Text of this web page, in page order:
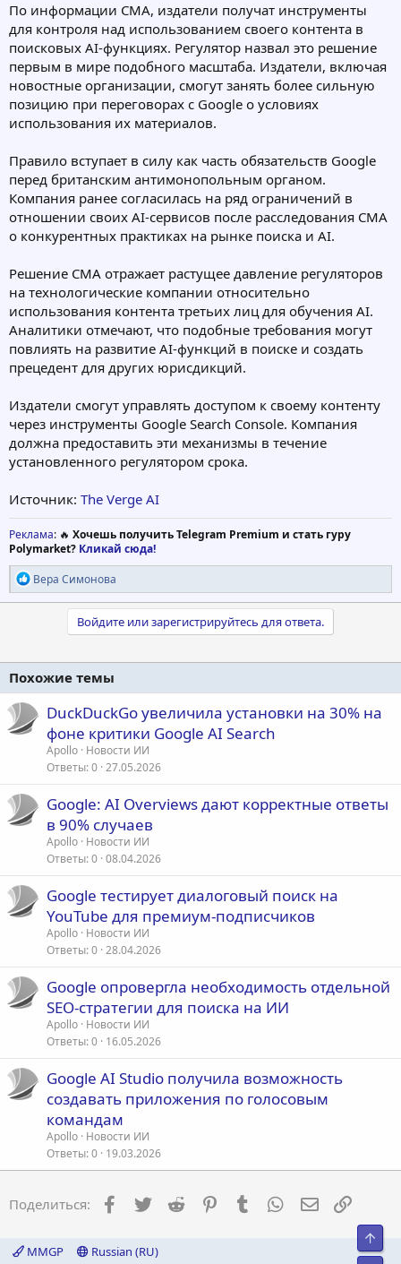
По информации CMA, издатели получат инструменты
для контроля над использованием своего контента в
поисковых AI-функциях. Регулятор назвал это решение
первым в мире подобного масштаба. Издатели, включая
новостные организации, смогут занять более сильную
позицию при переговорах с Google о условиях
использования их материалов.
Правило вступает в силу как часть обязательств Google
перед британским антимонопольным органом.
Компания ранее согласилась на ряд ограничений в
отношении своих AI-сервисов после расследования CMA
о конкурентных практиках на рынке поиска и AI.
Решение CMA отражает растущее давление регуляторов
на технологические компании относительно
использования контента третьих лиц для обучения AI.
Аналитики отмечают, что подобные требования могут
повлиять на развитие AI-функций в поиске и создать
прецедент для других юрисдикций.
Издатели смогут управлять доступом к своему контенту
через инструменты Google Search Console. Компания
должна предоставить эти механизмы в течение
установленного регулятором срока.
Источник: The Verge AI
Реклама: 🔥 Хочешь получить Telegram Premium и стать гуру
Polymarket? Кликай сюда!
Р
е
а
и
:
Вера Симонова
Войдите или зарегистрируйтесь для ответа.
Похожие темы
DuckDuckGo увеличила установки на 30% на
фоне критики Google AI Search
Apollo Новости ИИ
Ответы 0 27.05.2026
Google: AI Overviews дают корректные ответы
в 90% случаев
Apollo Новости ИИ
Ответы 0 08.04.2026
Google тестирует диалоговый поиск на
YouTube для премиум-подписчиков
Apollo Новости ИИ
Ответы 0 28.04.2026
Google опровергла необходимость отдельной
SEO-стратегии для поиска на ИИ
Apollo Новости ИИ
Ответы 0 16.05.2026
Google AI Studio получила возможность
создавать приложения по голосовым
командам
Apollo Новости ИИ
Ответы 0 19.03.2026
Поделиться: Facebook
Twitter Reddit PinterestTumblr WhatsApp
MMGP Russian (RU)